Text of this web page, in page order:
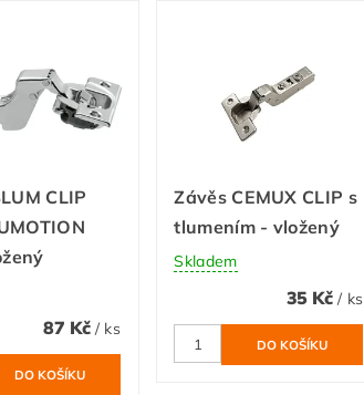
CLIP
87 Kč / ks
Závěs CEMUX CLIP s
tlumením - vložený
Skladem
35 Kč / ks